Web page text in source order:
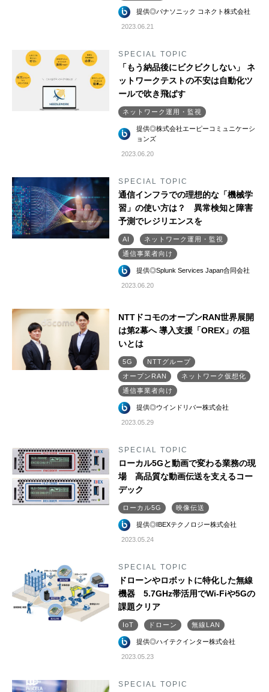
提供◎パナソニック コネクト株式会社
2023.06.21
SPECIAL TOPIC
「もう納品後にビクビクしない」 ネ
ットワークテストの不安は自動化ツ
ールで吹き飛ばす
ネットワーク運用・監視
提供◎株式会社エーピーコミュニケーシ
ョンズ
2023.06.20
SPECIAL TOPIC
通信インフラでの理想的な「機械学
習」の使い方は？ 異常検知と障害
予測でレジリエンスを
AI
ネットワーク運用・監視
通信事業者向け
提供◎Splunk Services Japan合同会社
2023.06.20
NTTドコモのオープンRAN世界展開
は第2幕へ 導入支援「OREX」の狙
いとは
5G
NTTグループ
オープンRAN
ネットワーク仮想化
通信事業者向け
提供◎ウインドリバー株式会社
2023.05.29
SPECIAL TOPIC
ローカル5Gと動画で変わる業務の現
場 高品質な動画伝送を支えるコー
デック
ローカル5G 映像伝送
提供◎IBEXテクノロジー株式会社
2023.05.24
SPECIAL TOPIC
ドローンやロボットに特化した無線
機器 5.7GHz帯活用でWi-Fiや5Gの
課題クリア
IoT ドローン 無線LAN
提供◎ハイテクインター株式会社
2023.05.23
SPECIAL TOPIC